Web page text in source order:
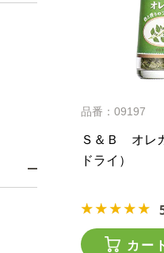
品番：09197
Ｓ＆Ｂ オレ
ドライ）
カー